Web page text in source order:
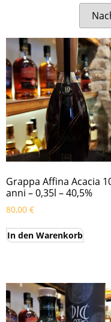
Grappa Affina Acacia
anni – 0,35l – 40,5%
80,00 €
In den Warenkorb